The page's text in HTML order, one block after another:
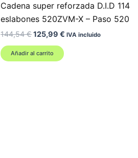
Cadena super reforzada D.I.D 114
eslabones 520ZVM-X – Paso 520
144,54€El
original
era:
125,99 € El
IVA incluido
Añadir al carrito